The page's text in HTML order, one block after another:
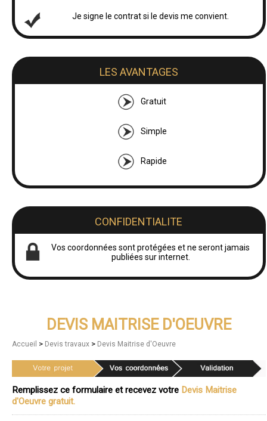
Je signe le contrat si le devis me convient.
LES AVANTAGES
Gratuit
Simple
Rapide
CONFIDENTIALITE
Vos coordonnées sont protégées et ne seront jamais
publiées sur internet.
DEVIS MAITRISE D'OEUVRE
Accueil > Devis travaux > Devis Maitrise d'Oeuvre
Remplissez ce formulaire et recevez votre Devis Maitrise
d'Oeuvre gratuit.